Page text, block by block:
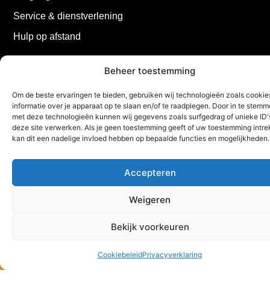
Beheer toestemming
Om de beste ervaringen te bieden, gebruiken wij technologieën zoals
informatie over je apparaat op te slaan en/of te raadplegen. Door in te
met deze technologieën kunnen wij gegevens zoals surfgedrag of unieke
deze site verwerken. Als je geen toestemming geeft of uw toestemming
kan dit een nadelige invloed hebben op bepaalde functies en mogelijkheden.
Accepteren
Weigeren
Bekijk voorkeuren
CookiebeleidPrivacyverklaring
Service & dienstverlening
Hulp op afstand
Support